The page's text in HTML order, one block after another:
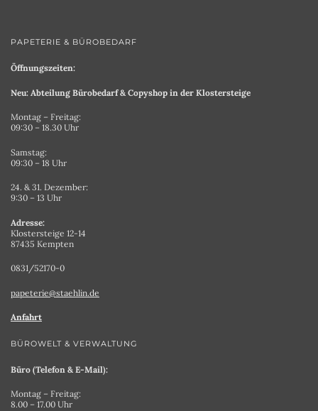
PAPETERIE & BÜROBEDARF
Öffnungszeiten:
Neu: Abteilung Bürobedarf & Copyshop in der Klostersteige
Montag – Freitag:
09:30 – 18.30 Uhr
Samstag:
09:30 – 18 Uhr
24. & 31. Dezember:
9:30 – 13 Uhr
Adresse:
Klostersteige 12-14
87435 Kempten
0831/52170-0
papeterie@staehlin.de
Anfahrt
BÜROWELT & VERWALTUNG
Büro (Telefon & E-Mail):
Montag – Freitag:
8.00 – 17.00 Uhr